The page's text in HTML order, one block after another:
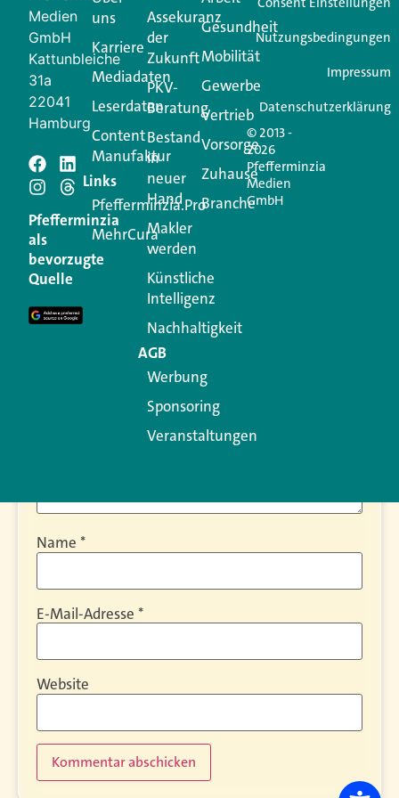
Login.
Jetzt anmelden
Schreiben Sie einen
Kommentar
Ihre E-Mail-Adresse wird nicht veröffentlicht.
Erforderliche Felder sind mit
Kommentar
Name *
E-Mail-Adresse *
Website
Medien
GmbH
Kattunbleiche
31a
22041
Hamburg
Pfefferminzia
als
bevorzugte
Quelle
uns
Karriere
Mediadaten
Leserdaten
Content
Manufaktur
Links
Pfefferminzia.Pro
MehrCura
Assekuranz
der
Zukunft
PKV-
Beratung
Bestand
in
neuer
Hand
Makler
werden
Künstliche
Intelligenz
Nachhaltigkeit
AGB
Werbung
Sponsoring
Veranstaltungen
Gesundheit
Mobilität
Gewerbe
Vertrieb
Vorsorge
Zuhause
Branche
© 2013 -
2026
Pfefferminzia
Medien
GmbH
Nutzungsbedingungen
Impressum
Datenschutzerklärung